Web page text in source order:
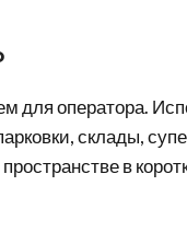
оператора.
склады,
в